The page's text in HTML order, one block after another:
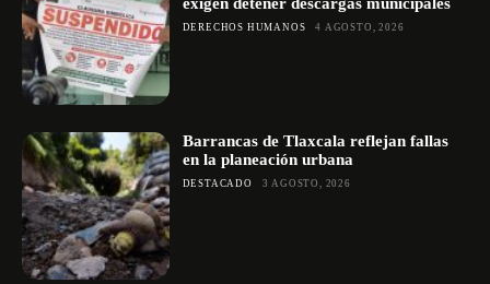
exigen detener descargas municipales
DERECHOS HUMANOS 4 AGOSTO, 2026
Barrancas de Tlaxcala reflejan fallas
en la planeación urbana
DESTACADO 3 AGOSTO, 2026